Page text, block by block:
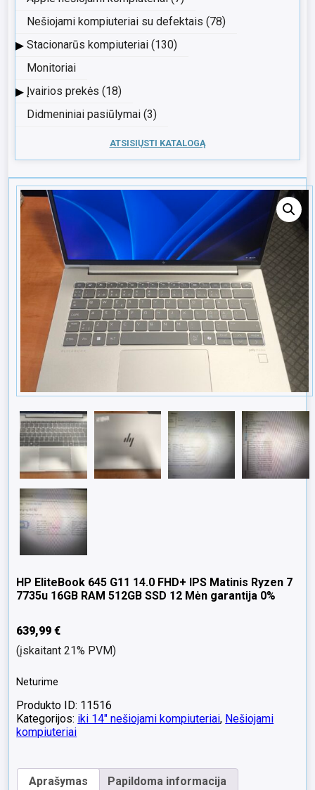
Nešiojami kompiuteriai su defektais (78)
▸ Stacionarūs kompiuteriai (130)
Monitoriai
▸ Įvairios prekės (18)
Didmeniniai pasiūlymai (3)
ATSISIŲSTI KATALOGĄ
HP EliteBook 645 G11 14.0 FHD+ IPS Matinis Ryzen 7
7735u 16GB RAM 512GB SSD 12 Mėn garantija 0%
639,99€
(įskaitant 21% PVM)
Neturime
Produkto ID: 11516
Kategorijos: iki 14" nešiojami kompiuteriai, Nešiojami
kompiuteriai
Aprašymas Papildoma informacija